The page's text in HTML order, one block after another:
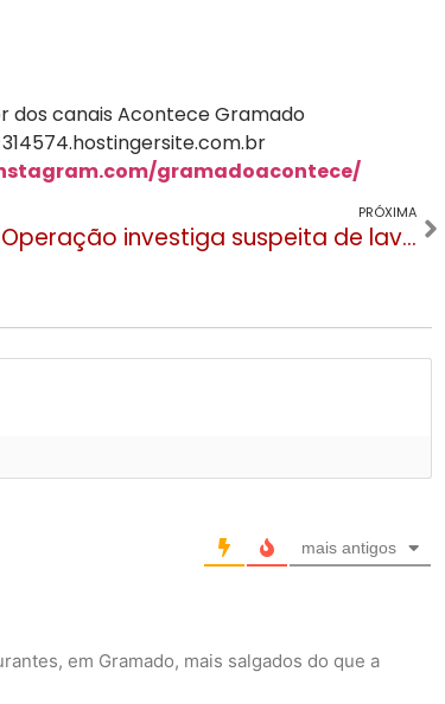
dos canais Acontece Gramado
gramadoacontece/
PRÓXIMA
Operação investiga suspeita de lavagem de dinheiro em restaurantes de Gramado
mais antigos
em Gramado, mais salgados do que a